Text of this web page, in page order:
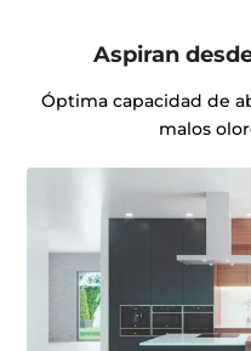
Aspiran
Óptima capacidad de
malos